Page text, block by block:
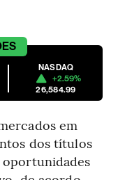
NASDAQ
+2.59%
26,584.99
em
dos títulos